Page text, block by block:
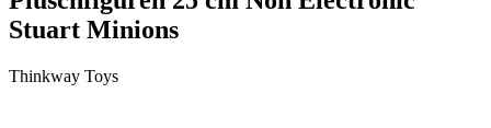
Stuart Minions
Thinkway Toys